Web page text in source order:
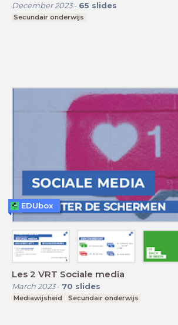
December 2023- 65 slides
Secundair onderwijs
Les 2 VRT Sociale media
March 2023- 70 slides
Mediawijsheid Secundair onderwijs
EDUbox